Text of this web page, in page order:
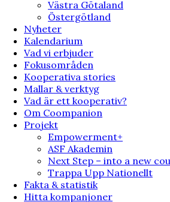
Västra Götaland
Östergötland
Nyheter
Kalendarium
Vad vi erbjuder
Fokusområden
Kooperativa stories
Mallar & verktyg
Vad är ett kooperativ?
Om Coompanion
Projekt
Empowerment+
ASF Akademin
Next Step – into a new
Trappa Upp Nationellt
Fakta & statistik
Hitta kompanjoner